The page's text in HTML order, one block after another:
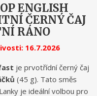
ENGLISH
ČERNÝ ČAJ
RÁNO
16.7.2026
je prvotřídní černý čaj
(45 g). Tato směs
je ideální volbou pro